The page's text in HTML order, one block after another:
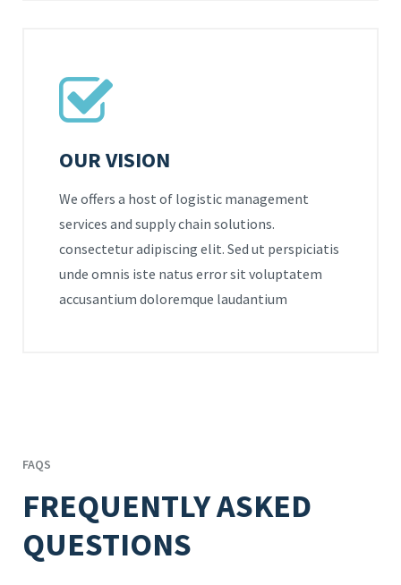
OUR VISION
We offers a host of logistic management
services and supply chain solutions.
consectetur adipiscing elit. Sed ut perspiciatis
unde omnis iste natus error sit voluptatem
accusantium doloremque laudantium
FAQS
FREQUENTLY ASKED
QUESTIONS